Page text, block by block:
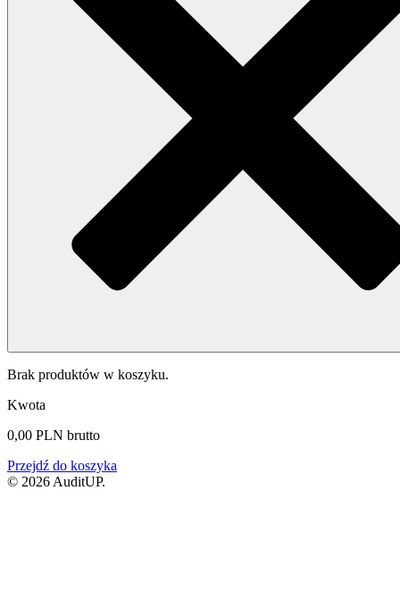
Brak produktów w koszyku.
Kwota
0,00 PLN brutto
Przejdź do koszyka
© 2026 AuditUP.